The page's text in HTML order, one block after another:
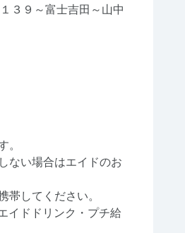
３９～富士吉田～山中
。
ない場合はエイドのお
帯してください。
イドドリンク・プチ給